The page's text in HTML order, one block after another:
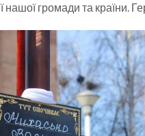
нашої громади та країни.